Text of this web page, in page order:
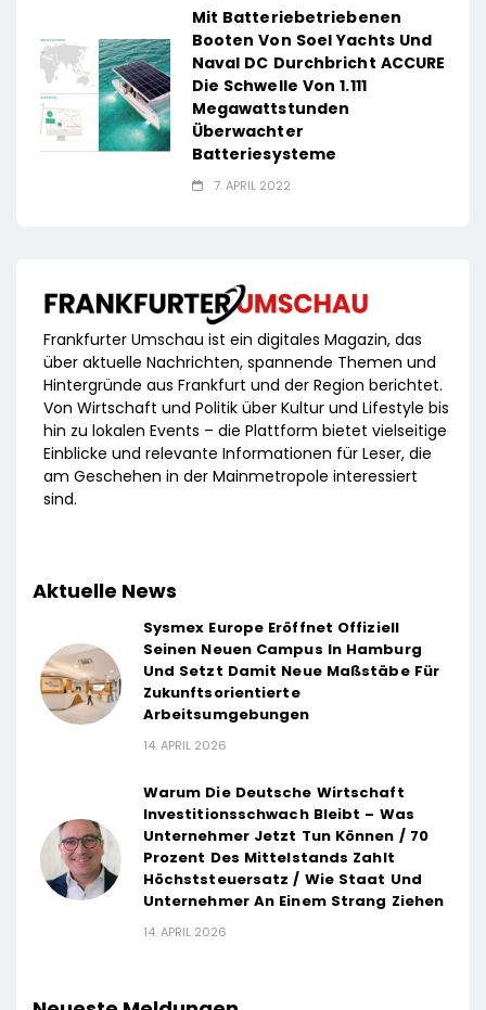
Mit Batteriebetriebenen
Booten Von Soel Yachts Und
Naval DC Durchbricht ACCURE
Die Schwelle Von 1.111
Megawattstunden
Überwachter
Batteriesysteme
7. APRIL 2022
Frankfurter Umschau ist ein digitales Magazin, das
über aktuelle Nachrichten, spannende Themen und
Hintergründe aus Frankfurt und der Region berichtet.
Von Wirtschaft und Politik über Kultur und Lifestyle bis
hin zu lokalen Events – die Plattform bietet vielseitige
Einblicke und relevante Informationen für Leser, die
am Geschehen in der Mainmetropole interessiert
sind.
Aktuelle News
Sysmex Europe Eröffnet Offiziell
Seinen Neuen Campus In Hamburg
Und Setzt Damit Neue Maßstäbe Für
Zukunftsorientierte
Arbeitsumgebungen
14. APRIL 2026
Warum Die Deutsche Wirtschaft
Investitionsschwach Bleibt – Was
Unternehmer Jetzt Tun Können / 70
Prozent Des Mittelstands Zahlt
Höchststeuersatz / Wie Staat Und
Unternehmer An Einem Strang Ziehen
14. APRIL 2026